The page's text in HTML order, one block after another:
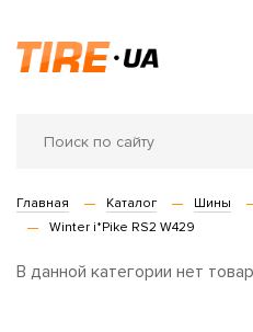
Главная Каталог Шины
Winter i*Pike RS2 W429
В данной категории нет